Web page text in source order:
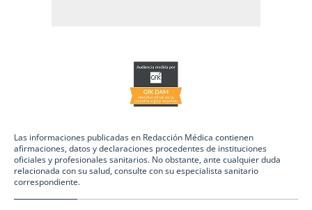
Las informaciones publicadas en Redacción Médica contienen
afirmaciones, datos y declaraciones procedentes de instituciones
oficiales y profesionales sanitarios. No obstante, ante cualquier duda
relacionada con su salud, consulte con su especialista sanitario
correspondiente.